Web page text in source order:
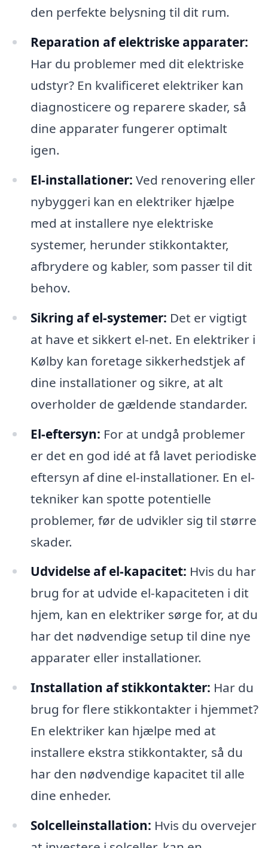
den perfekte belysning til dit rum.
Reparation af elektriske apparater:
Har du problemer med dit elektriske
udstyr? En kvalificeret elektriker kan
diagnosticere og reparere skader, så
dine apparater fungerer optimalt
igen.
El-installationer: Ved renovering eller
nybyggeri kan en elektriker hjælpe
med at installere nye elektriske
systemer, herunder stikkontakter,
afbrydere og kabler, som passer til dit
behov.
Sikring af el-systemer: Det er vigtigt
at have et sikkert el-net. En elektriker i
Kølby kan foretage sikkerhedstjek af
dine installationer og sikre, at alt
overholder de gældende standarder.
El-eftersyn: For at undgå problemer
er det en god idé at få lavet periodiske
eftersyn af dine el-installationer. En el-
tekniker kan spotte potentielle
problemer, før de udvikler sig til større
skader.
Udvidelse af el-kapacitet: Hvis du har
brug for at udvide el-kapaciteten i dit
hjem, kan en elektriker sørge for, at du
har det nødvendige setup til dine nye
apparater eller installationer.
Installation af stikkontakter: Har du
brug for flere stikkontakter i hjemmet?
En elektriker kan hjælpe med at
installere ekstra stikkontakter, så du
har den nødvendige kapacitet til alle
dine enheder.
Solcelleinstallation: Hvis du overvejer